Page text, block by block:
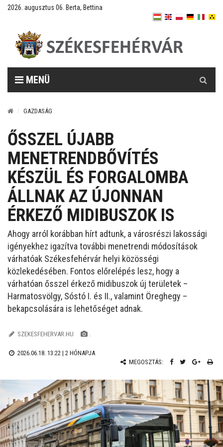
2026. augusztus 06. Berta, Bettina
MENÜ
GAZDASÁG
ŐSSZEL ÚJABB
MENETRENDBŐVÍTÉS
KÉSZÜL ÉS FORGALOMBA
ÁLLNAK AZ ÚJONNAN
ÉRKEZŐ MIDIBUSZOK IS
Ahogy arról korábban hírt adtunk, a városrészi lakossági
igényekhez igazítva további menetrendi módosítások
várhatóak Székesfehérvár helyi közösségi
közlekedésében. Fontos előrelépés lesz, hogy a
várhatóan ősszel érkező midibuszok új területek –
Harmatosvölgy, Sóstó I. és II., valamint Öreghegy –
bekapcsolására is lehetőséget adnak.
SZEKESFEHERVAR.HU .
2026.06.18. 13:22 | 2 HÓNAPJA
MEGOSZTÁS: